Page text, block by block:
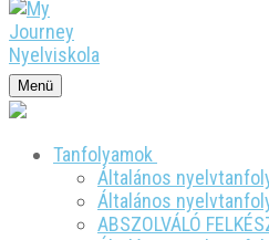
Menü
Tanfolyamok
Általános
Általános
ABSZOLVÁLÓ